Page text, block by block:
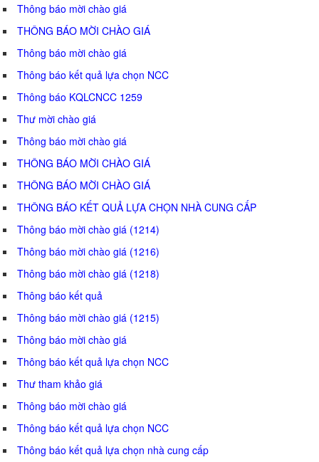
Thông báo mời chào giá
THÔNG BÁO MỜI CHÀO GIÁ
Thông báo mời chào giá
Thông báo kết quả lựa chọn NCC
Thông báo KQLCNCC 1259
Thư mời chào giá
Thông báo mời chào giá
THÔNG BÁO MỜI CHÀO GIÁ
THÔNG BÁO MỜI CHÀO GIÁ
THÔNG BÁO KẾT QUẢ LỰA CHỌN NHÀ CUNG CẤP
Thông báo mời chào giá (1214)
Thông báo mời chào giá (1216)
Thông báo mời chào giá (1218)
Thông báo kết quả
Thông báo mời chào giá (1215)
Thông báo mời chào giá
Thông báo kết quả lựa chọn NCC
Thư tham khảo giá
Thông báo mời chào giá
Thông báo kết quả lựa chọn NCC
Thông báo kết quả lựa chọn nhà cung cấp